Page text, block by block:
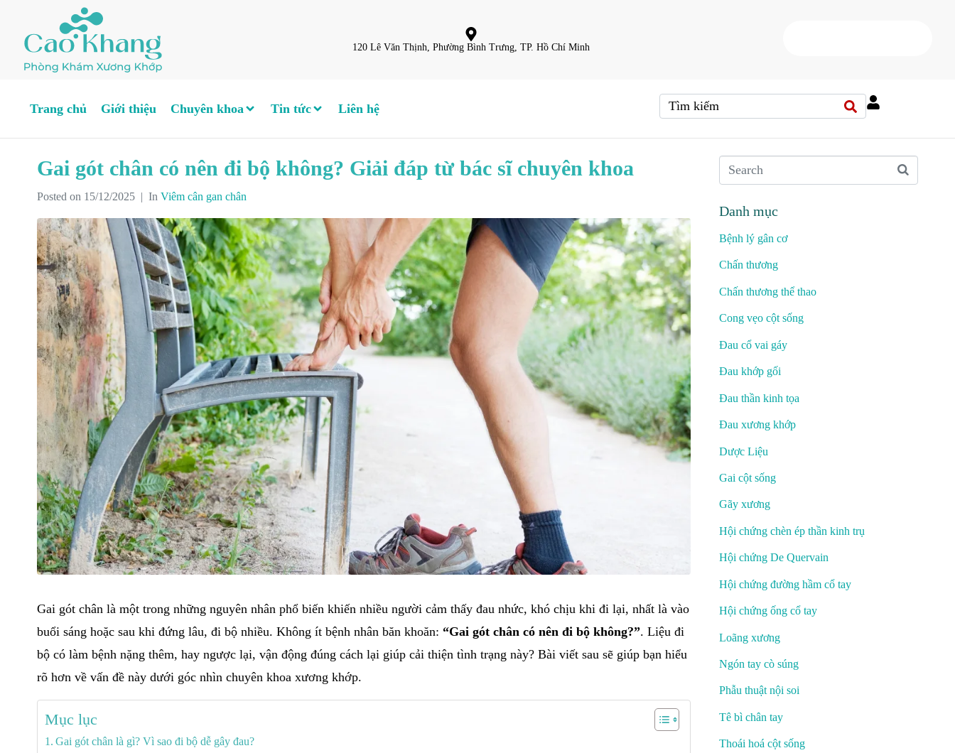
120 Lê Văn Thịnh, Phường Bình Trưng, TP. Hồ Chí Minh
Trang chủ Giới thiệu Chuyên khoa Tin tức Liên hệ
Gai gót chân có nên đi bộ không? Giải đáp từ bác sĩ chuyên khoa
Posted on 15/12/2025 In Viêm cân gan chân
Gai gót chân là một trong những nguyên nhân phổ biến khiến nhiều người cảm thấy đau nhức, khó chịu khi đi lại, nhất là vào
buổi sáng hoặc sau khi đứng lâu, đi bộ nhiều. Không ít bệnh nhân băn khoăn: “Gai gót chân có nên đi bộ không?”. Liệu đi
bộ có làm bệnh nặng thêm, hay ngược lại, vận động đúng cách lại giúp cải thiện tình trạng này? Bài viết sau sẽ giúp bạn hiểu
rõ hơn về vấn đề này dưới góc nhìn chuyên khoa xương khớp.
Mục lục
Gai gót chân là gì? Vì sao đi bộ dễ gây đau?
Danh mục
Bệnh lý gân cơ
Chấn thương
Chấn thương thể thao
Cong vẹo cột sống
Đau cổ vai gáy
Đau khớp gối
Đau thần kinh tọa
Đau xương khớp
Dược Liệu
Gai cột sống
Gãy xương
Hội chứng chèn ép thần kinh trụ
Hội chứng De Quervain
Hội chứng đường hầm cổ tay
Hội chứng ống cổ tay
Loãng xương
Ngón tay cò súng
Phẫu thuật nội soi
Tê bì chân tay
Thoái hoá cột sống